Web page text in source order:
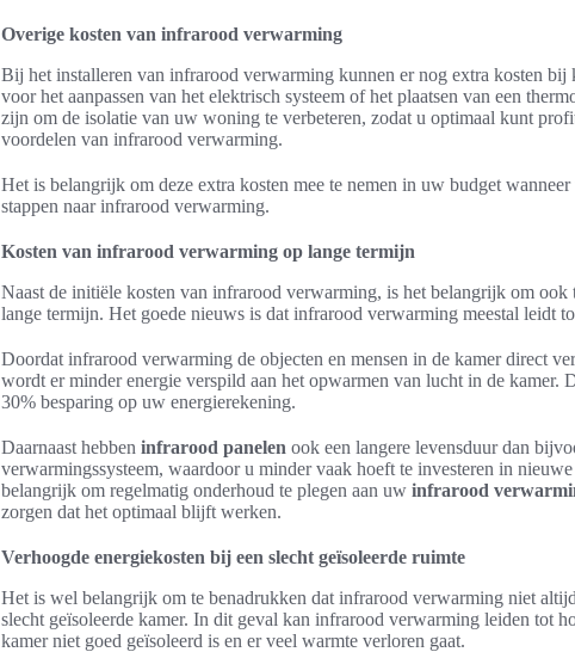
Overige kosten van infrarood verwarming
Bij het installeren van infrarood verwarming kunnen er nog extra kosten bij
voor het aanpassen van het elektrisch systeem of het plaatsen van een
zijn om de isolatie van uw woning te verbeteren, zodat u optimaal kunt
voordelen van infrarood verwarming.
Het is belangrijk om deze extra kosten mee te nemen in uw budget
stappen naar infrarood verwarming.
Kosten van infrarood verwarming op lange termijn
Naast de initiële kosten van infrarood verwarming, is het belangrijk om ook
lange termijn. Het goede nieuws is dat infrarood verwarming meestal leidt
Doordat infrarood verwarming de objecten en mensen in de kamer direct
wordt er minder energie verspild aan het opwarmen van lucht in de kamer.
30% besparing op uw energierekening.
Daarnaast hebben infrarood panelen ook een langere levensduur dan
verwarmingssysteem, waardoor u minder vaak hoeft te investeren in
belangrijk om regelmatig onderhoud te plegen aan uw infrarood
zorgen dat het optimaal blijft werken.
Verhoogde energiekosten bij een slecht geïsoleerde ruimte
Het is wel belangrijk om te benadrukken dat infrarood verwarming niet
slecht geïsoleerde kamer. In dit geval kan infrarood verwarming leiden tot
kamer niet goed geïsoleerd is en er veel warmte verloren gaat.